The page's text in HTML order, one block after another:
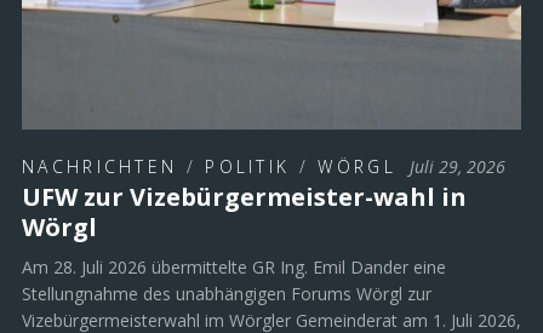
NACHRICHTEN / POLITIK /WÖRGL Juli 29, 2026
UFW zur Vizebürgermeister-wahl in
Wörgl
Am 28. Juli 2026 übermittelte GR Ing. Emil Dander eine
Stellungnahme des unabhängigen Forums Wörgl zur
Vizebürgermeisterwahl im Wörgler Gemeinderat am 1. Juli 2026,